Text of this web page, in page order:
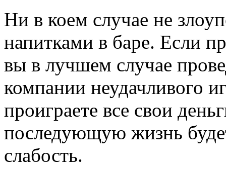
Ни в коем случае не
напитками в баре. Если
вы в лучшем случае
компании неудачливого
проиграете все свои
последующую жизнь
слабость.